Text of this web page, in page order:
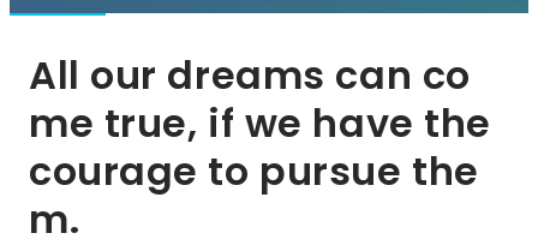
All our dreams can co
me true, if we have the
courage to pursue the
m.